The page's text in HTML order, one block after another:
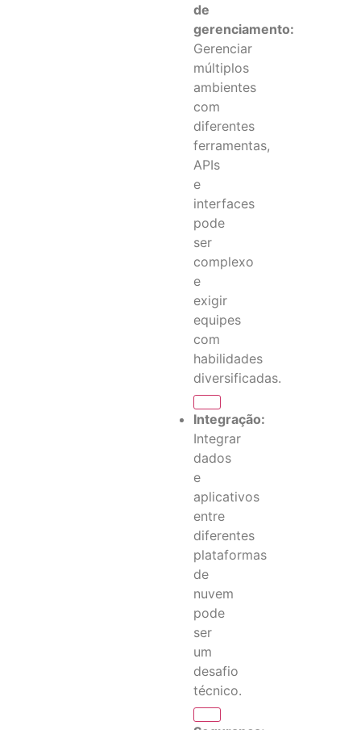
de
gerenciamento:
Gerenciar
múltiplos
ambientes
com
diferentes
ferramentas,
APIs
e
interfaces
pode
ser
complexo
e
exigir
equipes
com
habilidades
diversificadas.
Integração:
Integrar
dados
e
aplicativos
entre
diferentes
plataformas
de
nuvem
pode
ser
um
desafio
técnico.